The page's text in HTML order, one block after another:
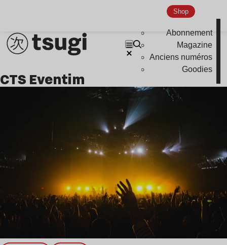
Shop
Abonnement
Magazine
Anciens numéros
Goodies
CTS Eventim